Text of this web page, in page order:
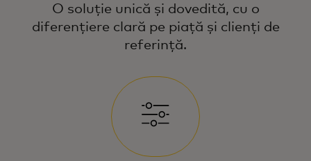
O soluție unică și dovedită, cu o
diferențiere clară pe piață și clienți de
referință.